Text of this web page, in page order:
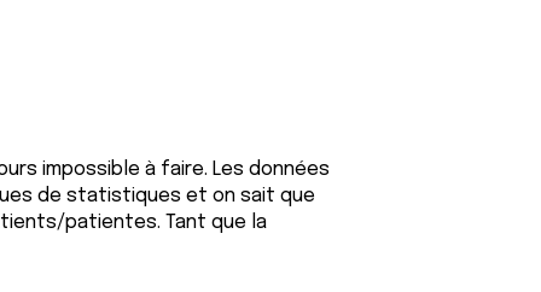
impossible à faire. Les données
de statistiques et on sait que
patientes. Tant que la